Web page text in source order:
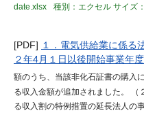
date.xlsx
種別：エクセル サイズ
[PDF] １．電気供給業に係る
２年4月１日以後開始事業年度
額のうち、当該非化石証書の購入
る収入金額が追加されました。 （
る収入割の特例措置の延長法人の